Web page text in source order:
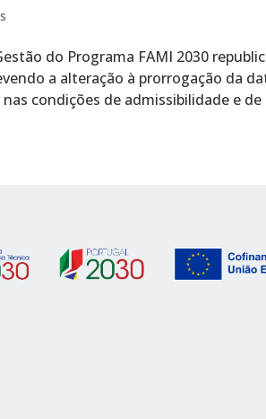
do Programa FAMI 2030
a alteração à prorrogação da
condições de admissibilidade e de